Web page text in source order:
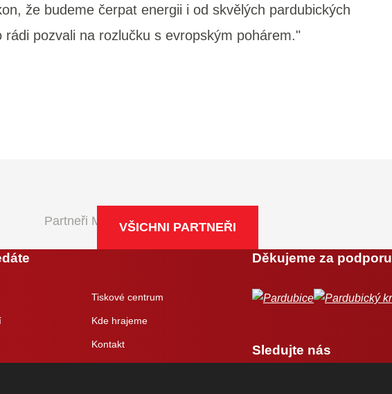
že budeme čerpat energii i od skvělých pardubických
pozvali na rozlučku s evropským pohárem."
Partneři Maxa NBLVŠICHNI PARTNEŘI
Tiskové centrum
Kde hrajeme
Kontakt
Děkujeme za podporu
Sledujte nás